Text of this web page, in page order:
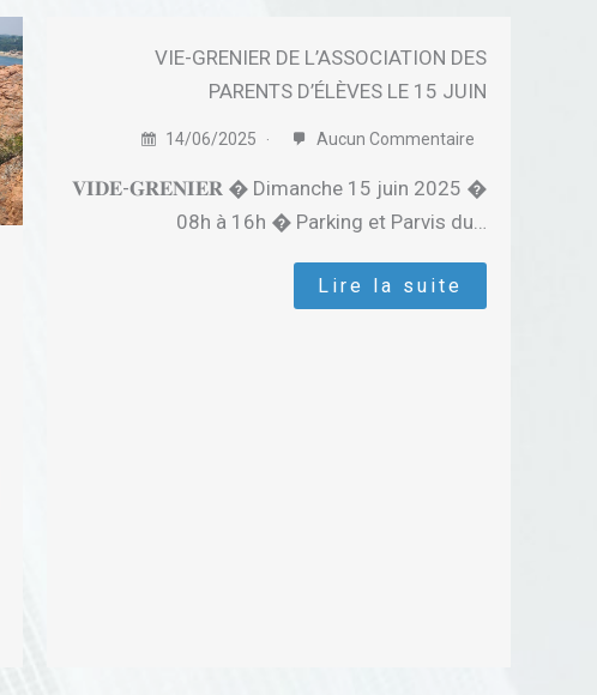
VIE-GRENIER DE L’ASSOCIATION DES
PARENTS D’ÉLÈVES LE 15 JUIN
14/06/2025 Aucun Commentaire
𝐕𝐈𝐃𝐄-𝐆𝐑𝐄𝐍𝐈𝐄𝐑 � Dimanche 15 juin 2025 �
08h à 16h � Parking et Parvis du…
Lire la suite